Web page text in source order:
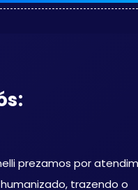
prezamos por
trazendo o